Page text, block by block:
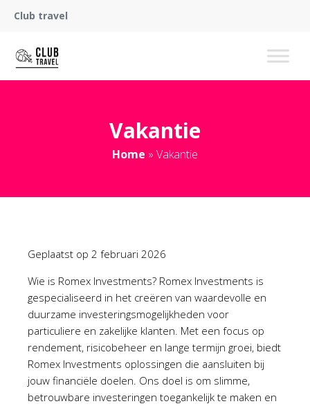
Club travel
Vakantie
Home » Vakantie
Geplaatst op 2 februari 2026
Wie is Romex Investments? Romex Investments is
gespecialiseerd in het creëren van waardevolle en
duurzame investeringsmogelijkheden voor
particuliere en zakelijke klanten. Met een focus op
rendement, risicobeheer en lange termijn groei, biedt
Romex Investments oplossingen die aansluiten bij
jouw financiële doelen. Ons doel is om slimme,
betrouwbare investeringen toegankelijk te maken en